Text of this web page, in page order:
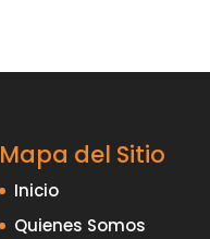
Mapa del Sitio
Inicio
Quienes Somos